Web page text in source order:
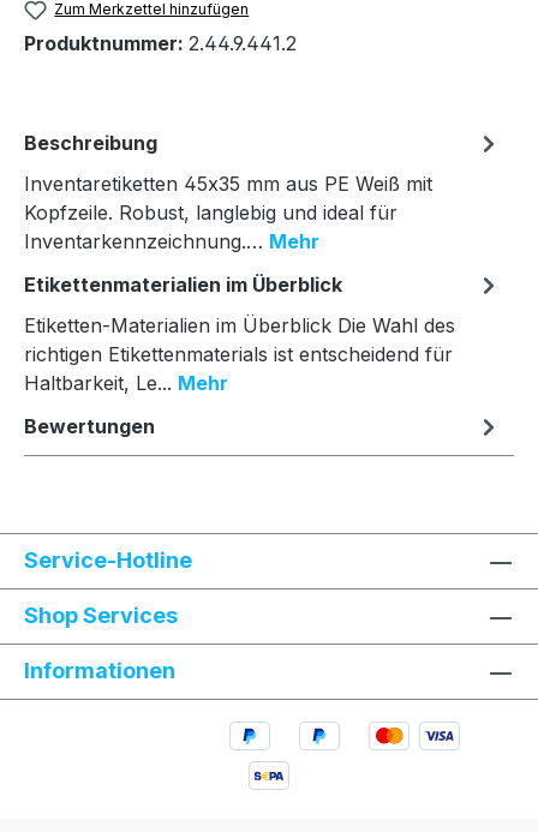
Zum Merkzettel hinzufügen
Produktnummer: 2.44.9.441.2
Beschreibung
Inventaretiketten 45x35 mm aus PE Weiß mit
Kopfzeile. Robust, langlebig und ideal für
Inventarkennzeichnung.… Mehr
Etikettenmaterialien im Überblick
Etiketten-Materialien im Überblick Die Wahl des
richtigen Etikettenmaterials ist entscheidend für
Haltbarkeit, Le... Mehr
Bewertungen
Service-Hotline
Shop Services
Informationen